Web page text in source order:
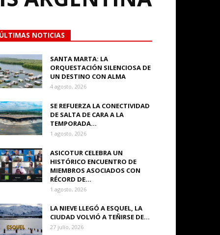
NOTICIAS
SANTA MARTA: LA
ORQUESTACIÓN SILENCIOSA DE
UN DESTINO CON ALMA
4 agosto, 2026
SE REFUERZA LA CONECTIVIDAD
DE SALTA DE CARA A LA
TEMPORADA...
1 agosto, 2026
ASICOTUR CELEBRA UN
HISTÓRICO ENCUENTRO DE
MIEMBROS ASOCIADOS CON
RÉCORD DE...
1 agosto, 2026
LA NIEVE LLEGÓ A ESQUEL, LA
CIUDAD VOLVIÓ A TEÑIRSE DE...
27 julio, 2026